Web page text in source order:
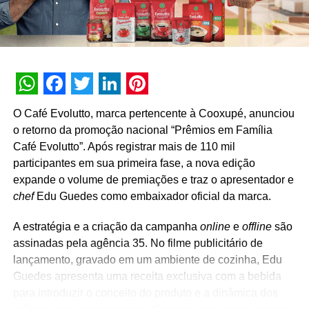
WhatsApp
Facebook
Twitter
LinkedIn
Pinterest
O Café Evolutto, marca pertencente à Cooxupé, anunciou
o retorno da promoção nacional “Prêmios em Família
Café Evolutto”. Após registrar mais de 110 mil
participantes em sua primeira fase, a nova edição
expande o volume de premiações e traz o apresentador e
chefEdu Guedes como embaixador oficial da marca.
A estratégia e a criação da campanha onlinee offlinesão
assinadas pela agência 35. No filme publicitário de
lançamento, gravado em um ambiente de cozinha, Edu
Guedes apresenta uma receita exclusiva com a bebida